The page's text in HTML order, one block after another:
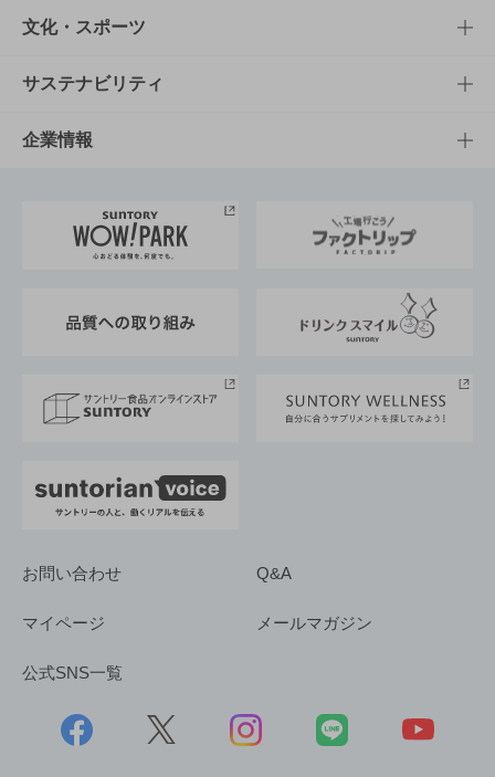
商品一覧
商品発売情報
栄養成分一覧
知る・楽しむTOP
キャンペーン
工場見学
地域情報
文化・スポーツ
文化・スポーツTOP
サントリーホール
サントリーサンバーズ大阪
サステナビリティ
サステナビリティTOP
サントリーが考えるサステナビリティ経営
企業情報
企業概要
採用情報
お問い合わせ Q&A
マイページ メールマガジン
公式SNS一覧